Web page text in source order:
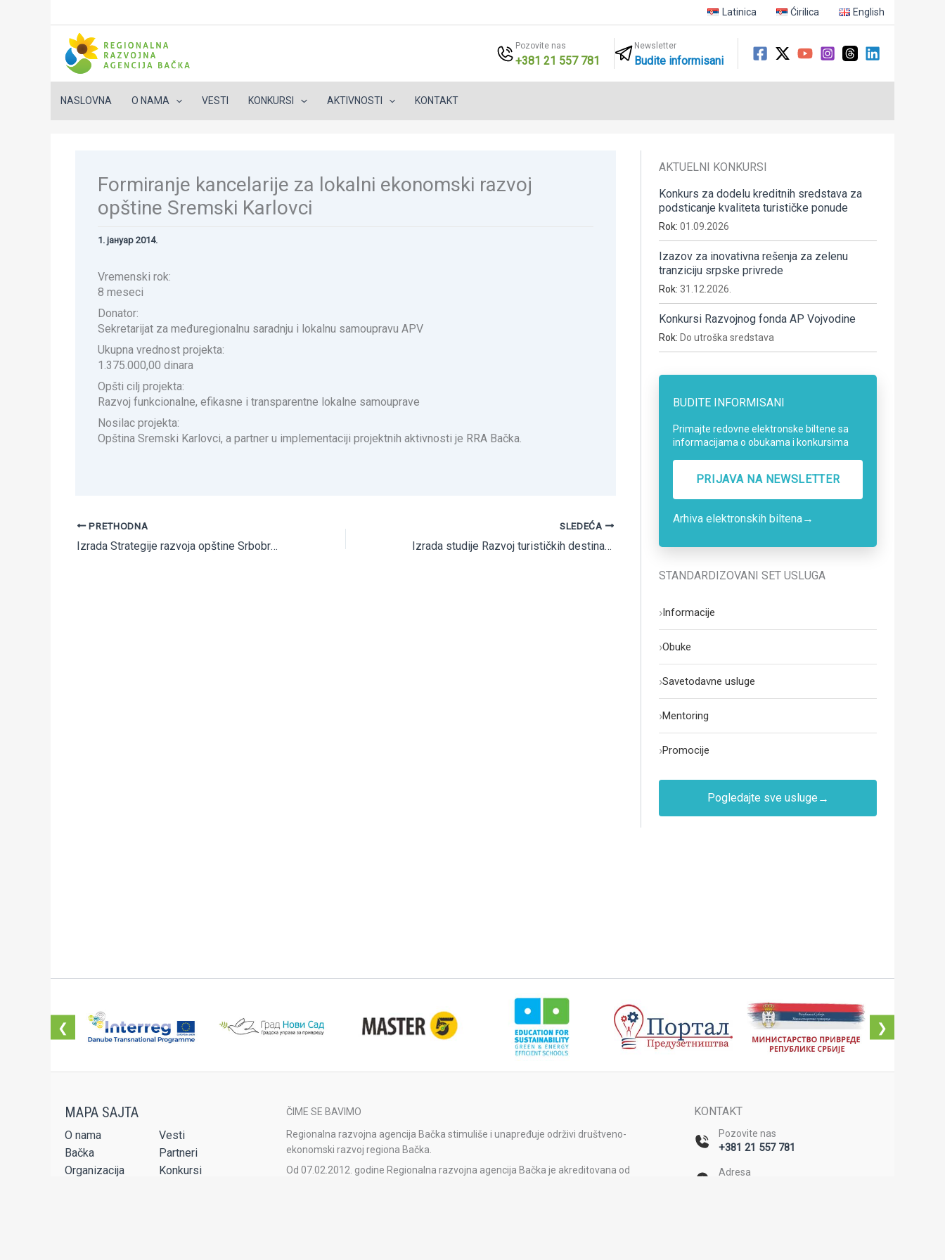
Latinica Ćirilica English
Pozovite nas
+381 21 557 781
Newsletter
Budite informisani
NASLOVNA O NAMA VESTI KONKURSI AKTIVNOSTI KONTAKT
Formiranje kancelarije za lokalni ekonomski razvoj
opštine Sremski Karlovci
1. јануар 2014.
Vremenski rok:
8 meseci
Donator:
Sekretarijat za međuregionalnu saradnju i lokalnu samoupravu APV
Ukupna vrednost projekta:
1.375.000,00 dinara
Opšti cilj projekta:
Razvoj funkcionalne, efikasne i transparentne lokalne samouprave
Nosilac projekta:
Opština Sremski Karlovci, a partner u implementaciji projektnih aktivnosti je RRA Bačka.
PRETHODNA
Izrada Strategije razvoja opštine Srbobran za period 2014-2020 sa akcionim planovima za prioritetne oblasti lokalnog ekonomskog razvoja
SLEDEĆA
Izrada studije Razvoj turističkih destinacija pored reke Tisa i Dunav
AKTUELNI KONKURSI
Konkurs za dodelu kreditnih sredstava za
podsticanje kvaliteta turističke ponude
Rok: 01.09.2026
Izazov za inovativna rešenja za zelenu
tranziciju srpske privrede
Rok: 31.12.2026.
Konkursi Razvojnog fonda AP Vojvodine
Rok: Do utroška sredstava
BUDITE INFORMISANI
Primajte redovne elektronske biltene sa
informacijama o obukama i konkursima
PRIJAVA NA NEWSLETTER
Arhiva elektronskih biltena→
STANDARDIZOVANI SET USLUGA
›Informacije
›Obuke
›Savetodavne usluge
›Mentoring
›Promocije
Pogledajte sve usluge →
❮ ❯
O nama
Vesti
Bačka
Partneri
Organizacija
Konkursi
ČIME SE BAVIMO
Regionalna razvojna agencija Bačka stimuliše i unapređuje održivi društveno-
ekonomski razvoj regiona Bačka.
Od 07.02.2012. godine Regionalna razvojna agencija Bačka je akreditovana od
KONTAKT
Pozovite nas
+381 21 557 781
Adresa